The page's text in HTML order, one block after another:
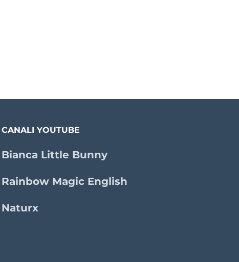
CANALI YOUTUBE
Bianca Little Bunny
Rainbow Magic English
Naturx